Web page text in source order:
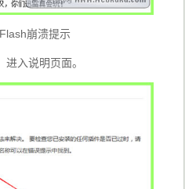
崩溃提示
入说明页面。